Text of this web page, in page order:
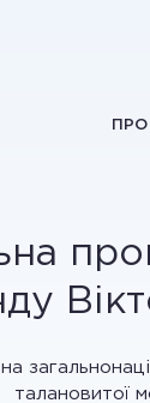
талановитої